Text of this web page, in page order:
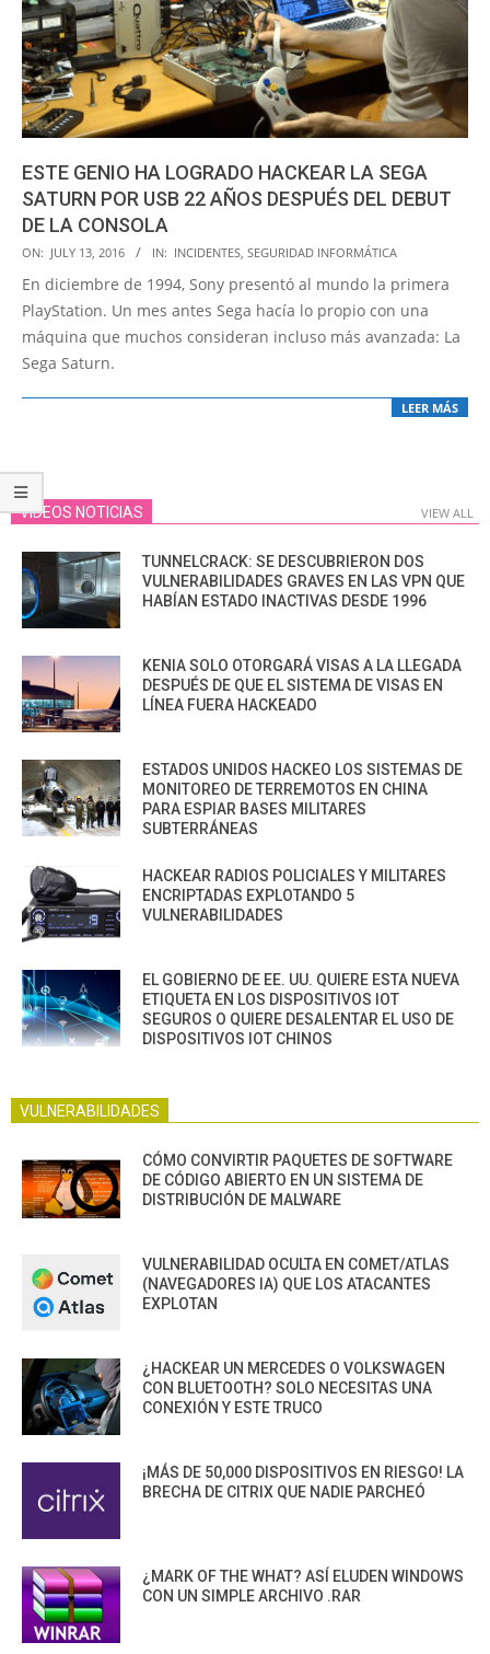
ESTE GENIO HA LOGRADO HACKEAR LA SEGA
SATURN POR USB 22 AÑOS DESPUÉS DEL DEBUT
DE LA CONSOLA
2016-
07-
13
ON: JULY 13, 2016 IN: INCIDENTES SEGURIDAD INFORMÁTICA
En diciembre de 1994, Sony presentó al mundo la primera
PlayStation. Un mes antes Sega hacía lo propio con una
máquina que muchos consideran incluso más avanzada: La
Sega Saturn.
LEER MÁS
VIDEOS NOTICIAS VIEW ALL
TUNNELCRACK: SE DESCUBRIERON DOS
VULNERABILIDADES GRAVES EN LAS VPN QUE
HABÍAN ESTADO INACTIVAS DESDE 1996
KENIA SOLO OTORGARÁ VISAS A LA LLEGADA
DESPUÉS DE QUE EL SISTEMA DE VISAS EN
LÍNEA FUERA HACKEADO
ESTADOS UNIDOS HACKEO LOS SISTEMAS DE
MONITOREO DE TERREMOTOS EN CHINA
PARA ESPIAR BASES MILITARES
SUBTERRÁNEAS
HACKEAR RADIOS POLICIALES Y MILITARES
ENCRIPTADAS EXPLOTANDO 5
VULNERABILIDADES
EL GOBIERNO DE EE. UU. QUIERE ESTA NUEVA
ETIQUETA EN LOS DISPOSITIVOS IOT
SEGUROS O QUIERE DESALENTAR EL USO DE
DISPOSITIVOS IOT CHINOS
VULNERABILIDADES
CÓMO CONVIRTIR PAQUETES DE SOFTWARE
DE CÓDIGO ABIERTO EN UN SISTEMA DE
DISTRIBUCIÓN DE MALWARE
VULNERABILIDAD OCULTA EN COMET/ATLAS
(NAVEGADORES IA) QUE LOS ATACANTES
EXPLOTAN
¿HACKEAR UN MERCEDES O VOLKSWAGEN
CON BLUETOOTH? SOLO NECESITAS UNA
CONEXIÓN Y ESTE TRUCO
¡MÁS DE 50,000 DISPOSITIVOS EN RIESGO! LA
BRECHA DE CITRIX QUE NADIE PARCHEÓ
¿MARK OF THE WHAT? ASÍ ELUDEN WINDOWS
CON UN SIMPLE ARCHIVO .RAR